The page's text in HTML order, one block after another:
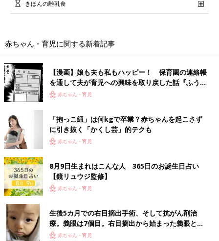
きほんの離乳食
赤ちゃん・育児に関する新着記事
【漫画】娘も夫も私もハッピー！ 保育園の連絡帳
を通して夫が育児への興味を取り戻した話『ふうふ
う子育て ＃92』
赤ちゃん・育児
「抱っこ紐」は何kgで卒業？赤ちゃんを起こさず
に引き抜く「かくし芸」的テクも
赤ちゃん・育児
8月9日生まれはこんな人 365日のお誕生日占い
【鏡リュウジ監修】
赤ちゃん・育児
生後5カ月での右目摘出手術、そして抗がん剤治
療。義眼は7個目。右目摘出から始まった義眼との
生活【網膜芽細胞腫】
赤ちゃん・育児